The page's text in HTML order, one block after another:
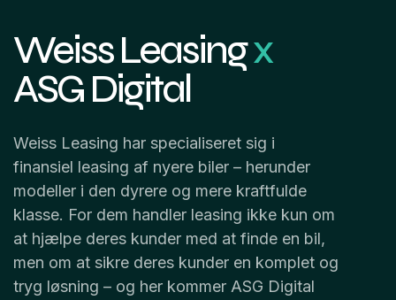
Weiss Leasingx
ASG Digital
Weiss Leasing har specialiseret sig i
finansiel leasing af nyere biler – herunder
modeller i den dyrere og mere kraftfulde
klasse. For dem handler leasing ikke kun om
at hjælpe deres kunder med at finde en bil,
men om at sikre deres kunder en komplet og
tryg løsning – og her kommer ASG Digital